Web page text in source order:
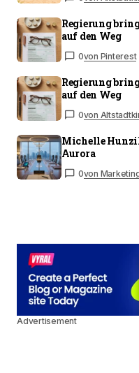
Regierung
auf den Weg
0von Pinterest
Regierung
auf den Weg
0von
Michelle
Aurora
0von
Advertisement